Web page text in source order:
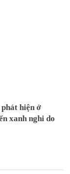
hiện ở
xanh nghi do